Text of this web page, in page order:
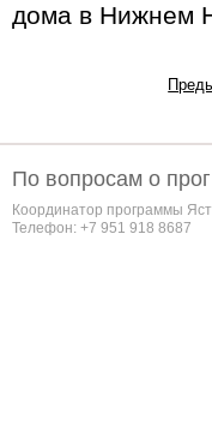
дома в Нижнем
По вопросам о
Координатор программы
Телефон: +7 951 918 8687